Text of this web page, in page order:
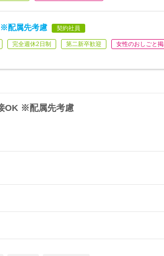
※配属先考慮 契約社員
完全週休2日制 第二新卒歓迎 女性のおしごと
OK ※配属先考慮